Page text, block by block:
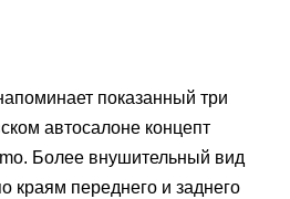
показанный три
автосалоне концепт
Более внушительный вид
краям переднего и заднего